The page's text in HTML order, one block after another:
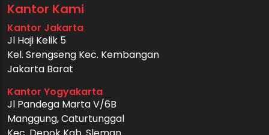
Kantor Kami
Kantor Jakarta
Jl Haji Kelik 5
Kel. Srengseng Kec. Kembangan
Jakarta Barat
Kantor Yogyakarta
Jl Pandega Marta V/6B
Manggung, Caturtunggal